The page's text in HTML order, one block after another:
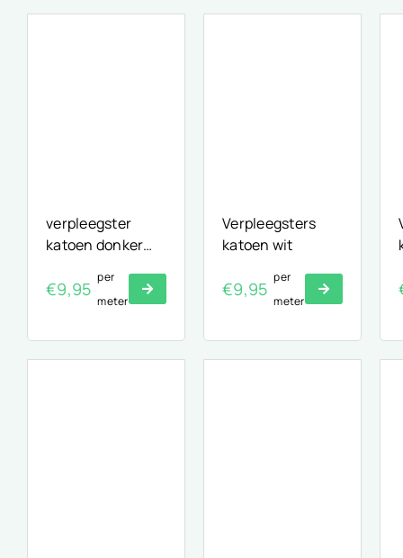
verpleegster
katoen donker
€9,95
per
meter
Verpleegsters
katoen wit
€9,95
per
meter